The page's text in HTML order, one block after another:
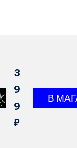
3
9
9
₽